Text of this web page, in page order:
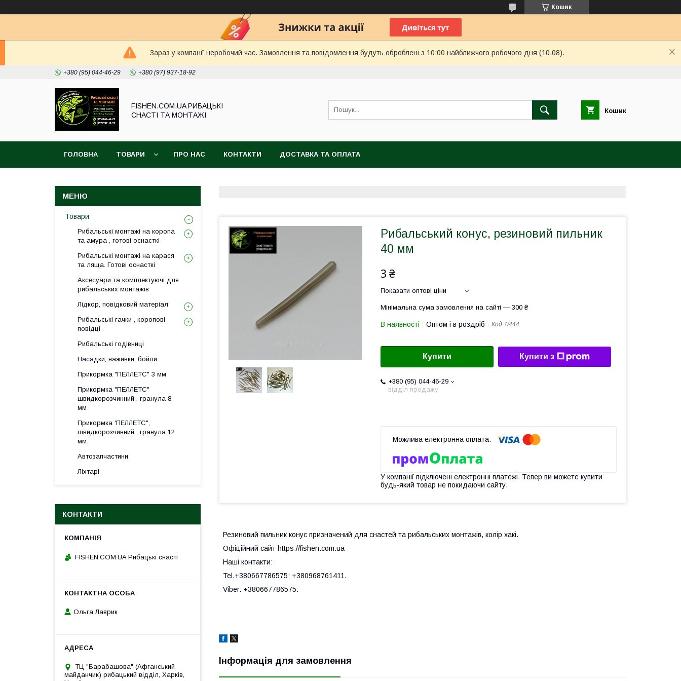
Кошик
Зараз у компанії неробочий час. Замовлення та повідомлення будуть оброблені з 10:00 найближчого робочого дня (10.08).
+380 (95) 044-46-29 +380 (97) 937-18-92
FISHEN.COM.UA РИБАЦЬКІ
СНАСТІ ТА МОНТАЖІ
Кошик
ГОЛОВНА ТОВАРИ ПРО НАС КОНТАКТИ ДОСТАВКА ТА ОПЛАТА
Рибальський конус, резиновий пильник
40 мм
3 ₴
Показати оптові ціни
Мінімальна сума замовлення на сайті — 300 ₴
В наявності Оптом і в роздріб Код: 0444
Купити Купити з
+380 (95) 044-46-29
відділ продажу
У компанії підключені електронні платежі. Тепер ви можете купити
будь-який товар не покидаючи сайту.
Резиновий пильник конус призначений для снастей та рибальських монтажів, колір хакі.
Офіційний сайт https://fishen.com.ua
Наші контакти:
Tel.+380667786575; +380968761411.
Viber. +380667786575.
Інформація для замовлення
Товари
Рибальські монтажі на коропа
та амура , готові оснасткі
Рибальські монтажі на карася
та ляща. Готові оснасткі
Аксесуари та комплектуючі для
рибальських монтажів
Лідкор, повiдковий матеріал
Рибальські гачки , коропові
повідці
Рибальські годівниці
Насадки, наживки, бойли
Прикормка "ПЕЛЛЕТС" 3 мм
Прикормка "ПЕЛЛЕТС"
швидкорозчинний , гранула 8
мм
Прикормка 'ПЕЛЛЕТС",
швидкорозчинний , гранула 12
мм.
Автозапчастини
Ліхтарі
КОНТАКТИ
FISHEN.COM.UA Рибацькі снасті
Ольга Лаврик
ТЦ "Барабашова" (Афганський
майданчик) рибацький відділ, Харків,